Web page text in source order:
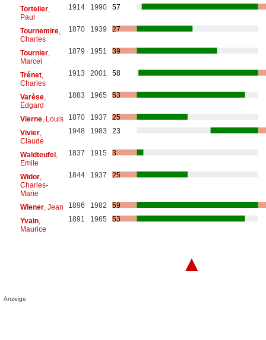
Tortelier,
Paul
1914 1990 57
Tournemire,
Charles
1870 1939 27
Tournier,
Marcel
1879 1951 39
Trénet,
Charles
1913 2001 58
Varèse,
Edgard
1883 1965 53
Vierne, Louis 1870 1937
25
Vivier,
Claude
1948 1983 23
Waldteufel,
Emile
1837 1915 3
Widor,
Charles-
Marie
1844 1937 25
Wiener, Jean 1896 1982
59
Yvain,
Maurice
1891 1965 53
▲
Anzeige